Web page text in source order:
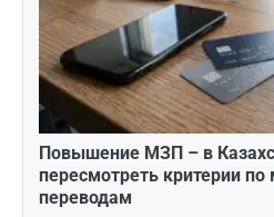
Повышение МЗП – в
пересмотреть критерии
переводам